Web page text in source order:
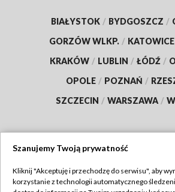
BIAŁYSTOK / BYDGOSZCZ /
GORZÓW WLKP. / KATOWICE
KRAKÓW / LUBLIN / ŁÓDŹ /
OPOLE / POZNAŃ /
SZCZECIN / WARSZAWA /
TVP
Szanujemy Twoją prywatność
Kliknij "Akceptuję i przechodzę do serwisu", aby
korzystanie z technologii automatycznego